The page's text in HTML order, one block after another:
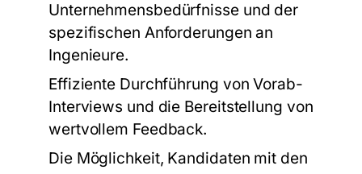
Unternehmensbedürfnisse und der
spezifischen Anforderungen an
Ingenieure.
Effiziente Durchführung von Vorab-
Interviews und die Bereitstellung von
wertvollem Feedback.
Die Möglichkeit, Kandidaten mit den